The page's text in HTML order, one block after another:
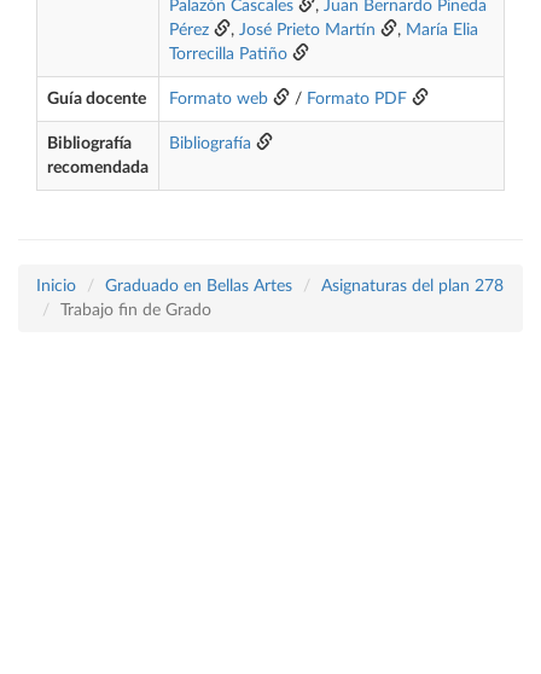
Palazón Cascales
, Juan Bernardo Pineda
Pérez
, José Prieto Martín , María Elia
Torrecilla Patiño
Guía docente Formato web / Formato PDF
Bibliografía
recomendada
Bibliografía
Inicio Graduado en Bellas Artes
Asignaturas del plan 278
Trabajo fin de Grado